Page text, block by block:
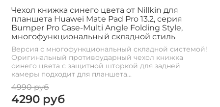
Чехол книжка синего цвета от Nillkin для
планшета Huawei Mate Pad Pro 13.2, серия
Bumper Pro Case-Multi Angle Folding Style,
многофункциональный складной стиль
Версия с многофункциональный складной системой!
Оригинальный противоударный чехол книжка
синего цвета с защитной шторкой для задней
камеры подходит для планшета...
4990 руб
4290 руб